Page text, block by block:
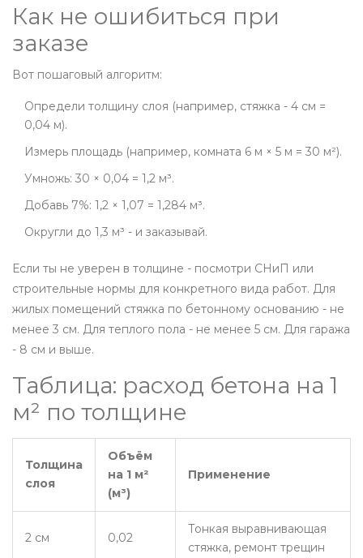
Как не ошибиться при
заказе
Вот пошаговый алгоритм:
Определи толщину слоя (например, стяжка - 4 см =
0,04 м).
Измерь площадь (например, комната 6 м × 5 м = 30 м²).
Умножь: 30 × 0,04 = 1,2 м³.
Добавь 7%: 1,2 × 1,07 = 1,284 м³.
Округли до 1,3 м³ - и заказывай.
Если ты не уверен в толщине - посмотри СНиП или
строительные нормы для конкретного вида работ. Для
жилых помещений стяжка по бетонному основанию - не
менее 3 см. Для теплого пола - не менее 5 см. Для гаража
- 8 см и выше.
Таблица: расход бетона на 1
м² по толщине
Толщина
слоя
Объём
на 1 м²
(м³)
Применение
2 см 0,02
Тонкая выравнивающая
стяжка, ремонт трещин